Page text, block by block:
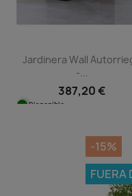
Jardinera Wall
-...
387,20 €
Disponible
-15%
FUERA